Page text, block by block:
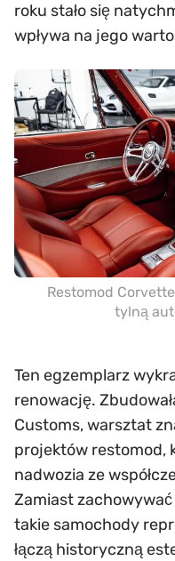
roku stało się
wpływa na jego
Restomod
tylną
Ten egzemplarz
renowację.
Customs, warsztat
projektów restomod,
nadwozia ze
Zamiast
takie samochody
łączą historyczną